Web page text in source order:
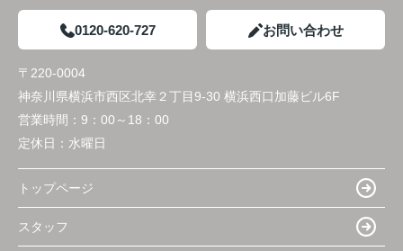
0120-620-727 お問い合わせ
〒220-0004
神奈川県横浜市西区北幸２丁目9-30 横浜西口加藤ビル6F
営業時間： 9：00～18：00
定休日： 水曜日
トップページ
スタッフ